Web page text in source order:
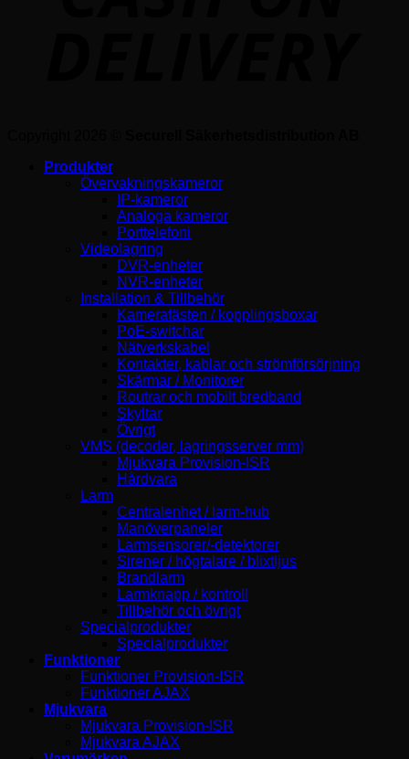
Produkter
Övervakningskameror
IP-kameror
Analoga kameror
Porttelefoni
Videolagring
DVR-enheter
NVR-enheter
Installation & Tillbehör
Kamerafästen / kopplingsboxar
PoE-switchar
Nätverkskabel
Kontakter, kablar och strömförsörjning
Skärmar / Monitorer
Routrar och mobilt bredband
Skyltar
Övrigt
VMS (decoder, lagringsserver mm)
Mjukvara Provision-ISR
Hårdvara
Larm
Centralenhet / larm-hub
Manöverpaneler
Larmsensorer/-detektorer
Sirener / högtalare / blixtljus
Brandlarm
Larmknapp / kontroll
Tillbehör och övrigt
Specialprodukter
Specialprodukter
Funktioner
Funktioner Provision-ISR
Funktioner AJAX
Mjukvara
Mjukvara Provision-ISR
Mjukvara AJAX